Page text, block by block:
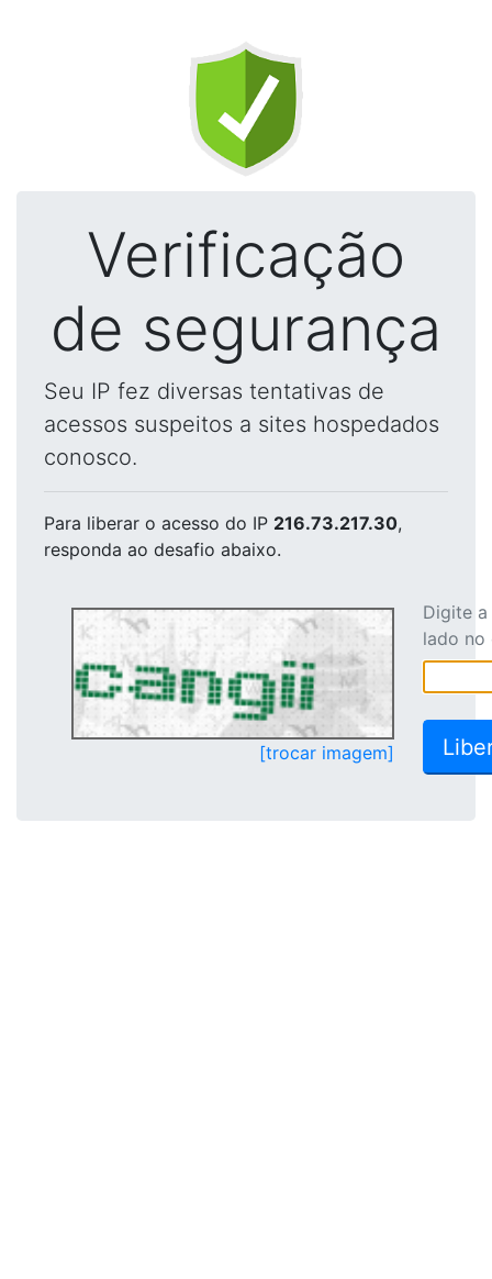
Verificação
de segurança
Seu IP fez diversas tentativas de
acessos suspeitos a sites hospedados
conosco.
Para liberar o acesso do IP 216.73.217.30,
responda ao desafio abaixo.
[trocar imagem]
Digite
lado no